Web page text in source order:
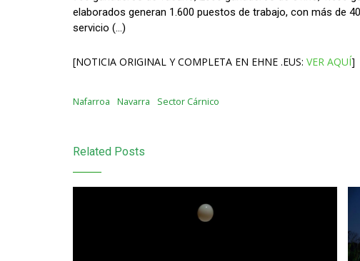
elaborados generan 1.600 puestos de trabajo, con más de
servicio (…)
[NOTICIA ORIGINAL Y COMPLETA EN EHNE .EUS: VER AQUÍ]
Nafarroa Navarra Sector Cárnico
Related Posts